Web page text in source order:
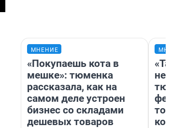
МНЕНИЕ
«Покупаешь кота в
мешке»: тюменка
рассказала, как на
самом деле устроен
бизнес со складами
дешевых товаров
не